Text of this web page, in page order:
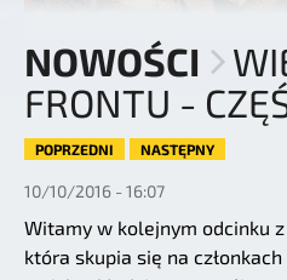
NOWOŚCI
FRONTU -
POPRZEDNI NASTĘPNY
10/10/2016 - 16:07
Witamy w kolejnym odcinku
która skupia się na